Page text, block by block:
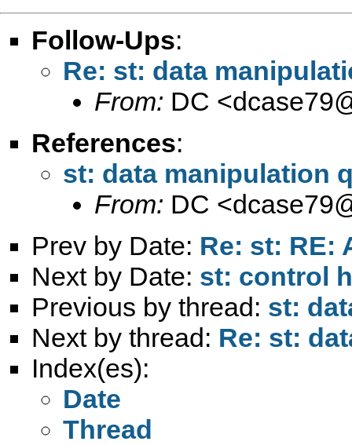
Follow-Ups:
Re: st: data
From: DC <
References:
st: data manipulation
From: DC <
Prev by Date: Re: st: RE:
Next by Date: st: control
Previous by thread: st:
Next by thread: Re: st:
Index(es):
Date
Thread